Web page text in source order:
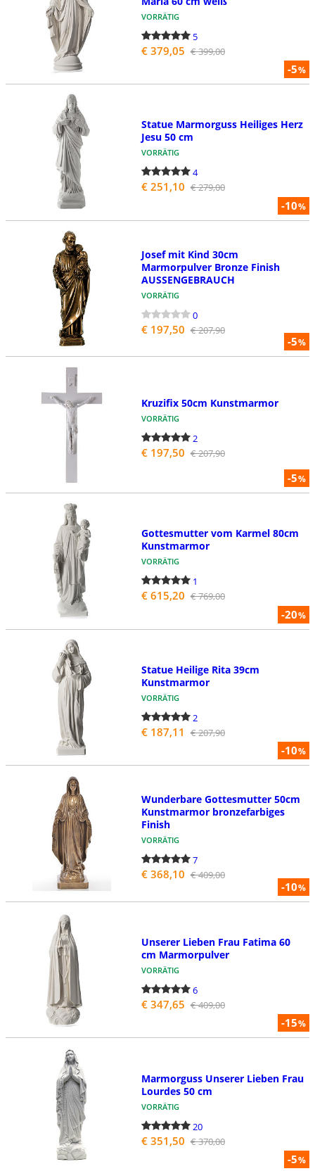
-5%
VORRÄTIG
5
€ 379,05 € 399,00
-10%
Statue Marmorguss Heiliges Herz
Jesu 50 cm
VORRÄTIG
4
€ 251,10 € 279,00
-5%
Josef mit Kind 30cm
Marmorpulver Bronze Finish
AUSSENGEBRAUCH
VORRÄTIG
0
€ 197,50 € 207,90
-5%
Kruzifix 50cm Kunstmarmor
VORRÄTIG
2
€ 197,50 € 207,90
-20%
Gottesmutter vom Karmel 80cm
Kunstmarmor
VORRÄTIG
1
€ 615,20 € 769,00
-10%
Statue Heilige Rita 39cm
Kunstmarmor
VORRÄTIG
2
€ 187,11 € 207,90
-10%
Wunderbare Gottesmutter 50cm
Kunstmarmor bronzefarbiges
Finish
VORRÄTIG
7
€ 368,10 € 409,00
-15%
Unserer Lieben Frau Fatima 60
cm Marmorpulver
VORRÄTIG
6
€ 347,65 € 409,00
-5%
Marmorguss Unserer Lieben Frau
Lourdes 50 cm
VORRÄTIG
20
€ 351,50 € 370,00